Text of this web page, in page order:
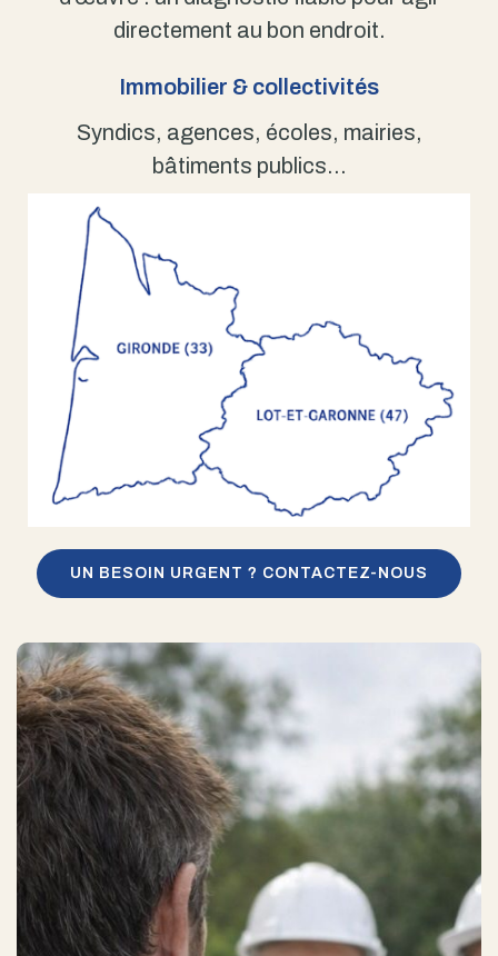
directement au bon endroit.
Immobilier & collectivités
Syndics, agences, écoles, mairies,
bâtiments publics…
UN BESOIN URGENT ? CONTACTEZ-NOUS